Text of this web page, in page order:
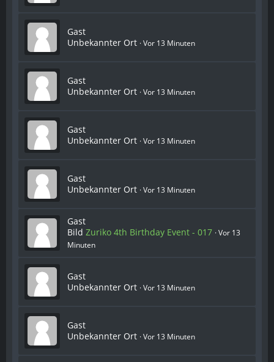
Gast
Unbekannter Ort Vor 13 Minuten
Gast
Unbekannter Ort Vor 13 Minuten
Gast
Unbekannter Ort Vor 13 Minuten
Gast
Unbekannter Ort Vor 13 Minuten
Gast
Bild Zuriko 4th Birthday Event - 017 Vor 13
Minuten
Gast
Unbekannter Ort Vor 13 Minuten
Gast
Unbekannter Ort Vor 13 Minuten